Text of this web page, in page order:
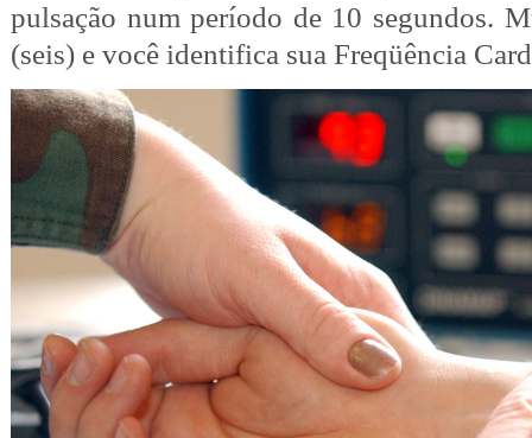
pulsação num período de 10 segundos.
(seis) e você identifica sua Freqüência